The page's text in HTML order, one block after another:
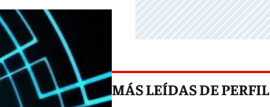
MÁS LEÍDAS DE PERFIL